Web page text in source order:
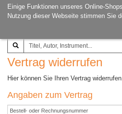
Einige Funktionen unseres Online-
Nutzung dieser Webseite stimmen Sie
Joachim‐Trekel‐Musikverlag,
Hamburg
Vertrag widerrufen
Hier können Sie Ihren Vertrag
Angaben zum Vertrag